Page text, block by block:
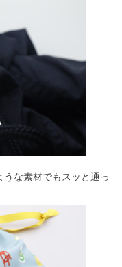
な素材でもスッと通っ